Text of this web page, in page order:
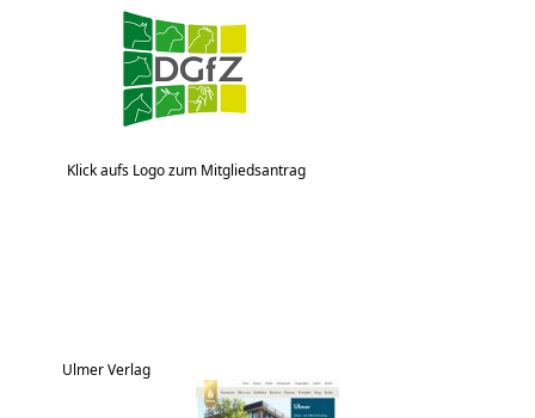
Klick aufs Logo zum Mitgliedsantrag
Ulmer Verlag